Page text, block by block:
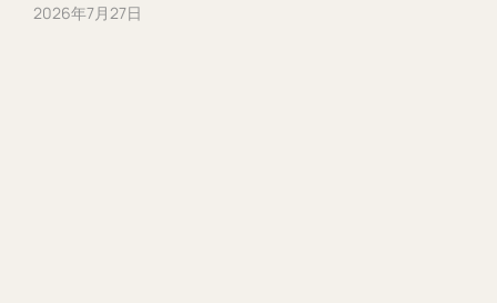
2026年7月27日